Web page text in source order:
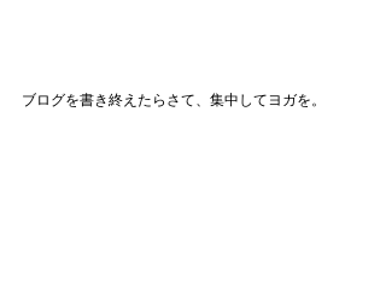
ブログを書き終えたらさて、集中してヨガを。